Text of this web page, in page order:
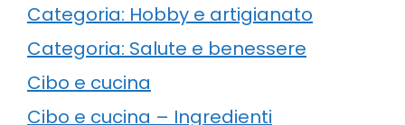
Categoria: Hobby e artigianato
Categoria: Salute e benessere
Cibo e cucina
Cibo e cucina – Ingredienti